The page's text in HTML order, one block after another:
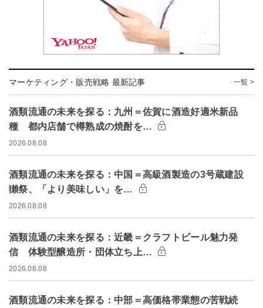
マーケティング・販売戦略 最新記事 一覧 >
酒類流通の未来を探る：九州＝佐賀に酒造好適米新品
種 都内店舗で樽熟成の焼酎を…
2026.08.08
酒類流通の未来を探る：中国＝高級酒製造の3号蔵建設
獺祭、「より美味しい」を…
2026.08.08
酒類流通の未来を探る：近畿＝クラフトビール魅力発
信 体験型醸造所・団体立ち上…
2026.08.08
酒類流通の未来を探る：中部＝高価格帯業態の苦戦続